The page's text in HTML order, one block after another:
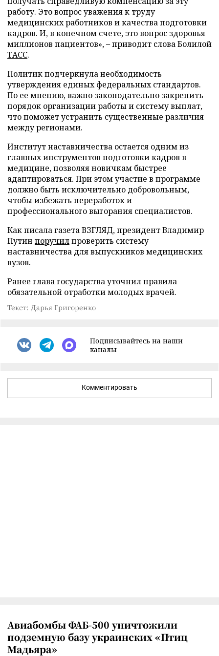
работу. Это вопрос уважения к труду
медицинских работников и качества подготовки
кадров. И, в конечном счете, это вопрос здоровья
миллионов пациентов», – приводит слова Болилой
ТАСС.
Политик подчеркнула необходимость
утверждения единых федеральных стандартов.
По ее мнению, важно законодательно закрепить
порядок организации работы и систему выплат,
что поможет устранить существенные различия
между регионами.
Институт наставничества остается одним из
главных инструментов подготовки кадров в
медицине, позволяя новичкам быстрее
адаптироваться. При этом участие в программе
должно быть исключительно добровольным,
чтобы избежать переработок и
профессионального выгорания специалистов.
Как писала газета ВЗГЛЯД, президент Владимир
Путин поручилпроверить систему
наставничества для выпускников медицинских
вузов.
Ранее глава государствауточнилправила
обязательной отработки молодых врачей.
Текст: Дарья Григоренко
Подписывайтесь на наши
каналы
Комментировать
Авиабомбы ФАБ-500 уничтожили
подземную базу украинских «Птиц
Мадьяра»